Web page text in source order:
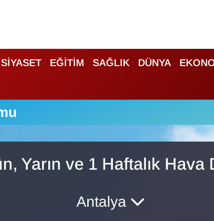
SİYASET EĞİTİM SAĞLIK DÜNYA
Yarın ve 1 Haftalık Hava
Antalya